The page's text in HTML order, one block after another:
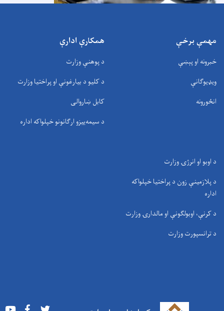
مهمې برخې
خبرونه او پېښې
ویډیوګانې
انځورونه
همکارې ادارې
د پوهنې وزارت
د کلیو د بیارغونې او پراختیا وزارت
کابل ښاروالی
د سيمه‌ييزو ارګانونو خپلواکه اداره
د اوبو او انرژۍ وزارت
د پلازمینې زون د پراختیا خپلواکه
اداره
د کرنې، اوبولګونې او مالدارۍ وزارت
د ترانسپورت وزارت
Youtube Facebook